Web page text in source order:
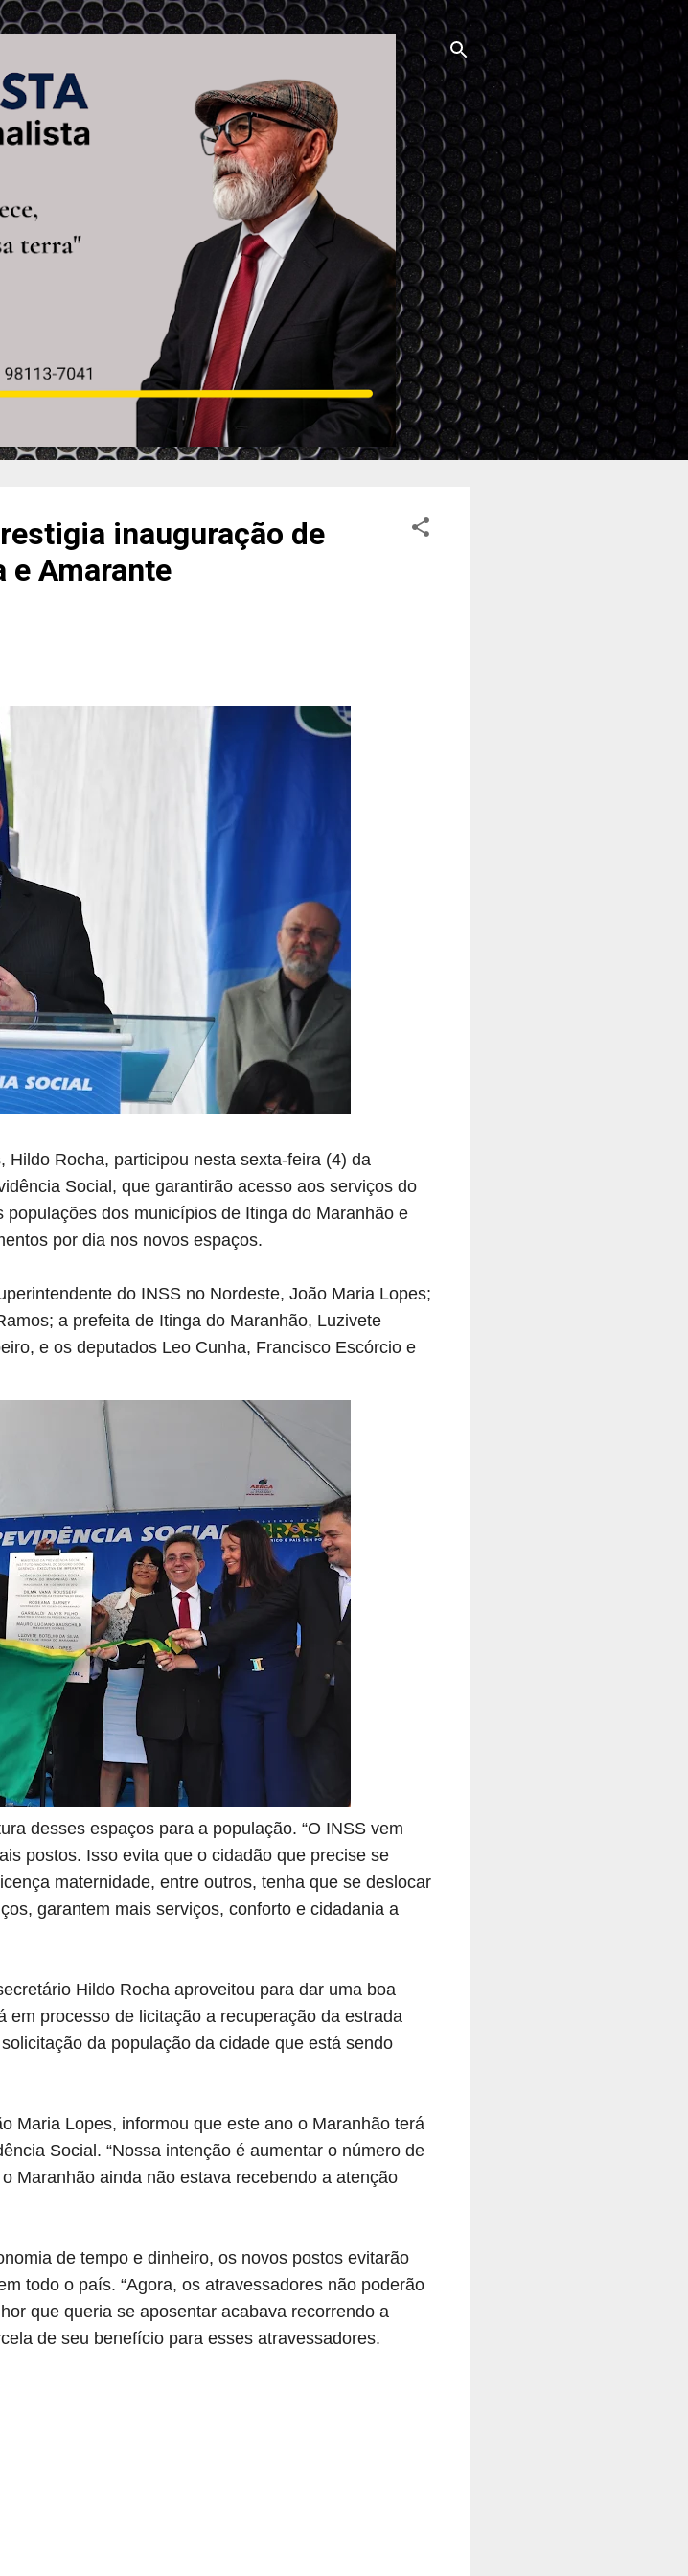
o conteúdo principal
inauguração de
e Amarante
Rocha, participou nesta sexta-feira (4) da
Social, que garantirão acesso aos serviços do
dos municípios de Itinga do Maranhão e
por dia nos novos espaços.
do INSS no Nordeste, João Maria Lopes;
a prefeita de Itinga do Maranhão, Luzivete
e os deputados Leo Cunha, Francisco Escórcio e
desses espaços para a população. “O INSS vem
postos. Isso evita que o cidadão que precise se
maternidade, entre outros, tenha que se deslocar
garantem mais serviços, conforto e cidadania a
Hildo Rocha aproveitou para dar uma boa
processo de licitação a recuperação da estrada
da população da cidade que está sendo
Maria Lopes, informou que este ano o Maranhão terá
Social. “Nossa intenção é aumentar o número de
Maranhão ainda não estava recebendo a atenção
de tempo e dinheiro, os novos postos evitarão
todo o país. “Agora, os atravessadores não poderão
que queria se aposentar acabava recorrendo a
de seu benefício para esses atravessadores.